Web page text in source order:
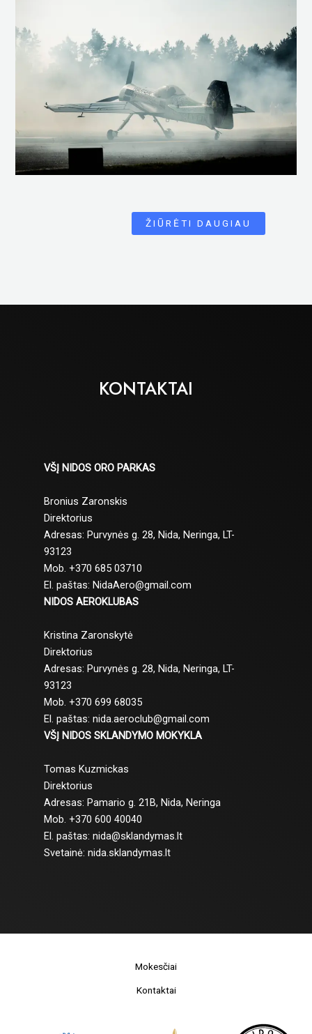
ŽIŪRĖTI DAUGIAU
KONTAKTAI
VŠĮ NIDOS ORO PARKAS
Bronius Zaronskis
Direktorius
Adresas: Purvynės g. 28, Nida, Neringa, LT-
93123
Mob. +370 685 03710
El. paštas: NidaAero@gmail.com
NIDOS AEROKLUBAS
Kristina Zaronskytė
Direktorius
Adresas: Purvynės g. 28, Nida, Neringa, LT-
93123
Mob. +370 699 68035
El. paštas: nida.aeroclub@gmail.com
VŠĮ NIDOS SKLANDYMO MOKYKLA
Tomas Kuzmickas
Direktorius
Adresas: Pamario g. 21B, Nida, Neringa
Mob. +370 600 40040
El. paštas: nida@sklandymas.lt
Svetainė: nida.sklandymas.lt
Mokesčiai
Kontaktai